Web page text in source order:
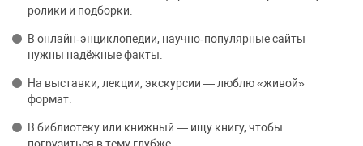
ролики и подборки.
В онлайн‑энциклопедии, научно‑популярные сайты —
нужны надёжные факты.
На выставки, лекции, экскурсии — люблю «живой»
формат.
В библиотеку или книжный — ищу книгу, чтобы
погрузиться в тему глубже.